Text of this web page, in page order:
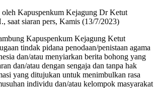
Kapuspenkum Kejagung Dr Ketut
saat siaran pers, Kamis (13/7/2023)
Kapuspenkum Kejagung Ketut
tindak pidana penodaan/penistaan agama
dan/atau menyiarkan berita bohong yang
dan/atau dengan sengaja dan tanpa hak
yang ditujukan untuk menimbulkan rasa
individu dan/atau kelompok masyarakat